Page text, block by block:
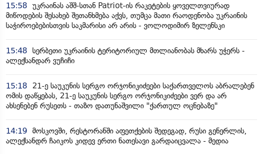
15:58 უკრაინას აშშ-სთან Patriot-ის რაკეტების ყოველთვიურად
მიწოდების შესახებ შეთანხმება აქვს, თუმცა მათი რაოდენობა უკრაინის
საჭიროებებისთვის საკმარისი არ არის - ვოლოდიმირ ზელენსკი
15:48 სერბეთი უკრაინის ტერიტორიულ მთლიანობას მხარს უჭერს -
ალექსანდარ ვუჩიჩი
15:18
21-ე საუკუნის სერგო ორჯონიკიძეები საქართველოს აბრალებენ
ომის დაწყებას, 21-ე საუკუნის სერგო ორჯონიკიძეები ვერ და არ
ახსენებენ რუსეთს - თაზო დათუნაშვილი "ქართულ ოცნებაზე"
14:19 მოსკოვში, რესტორანში აფეთქების შედეგად, რუსი გენერლის,
ალექსანდრ ჩაიკოს კიდევ ერთი ნათესავი გარდაიცვალა - მედია